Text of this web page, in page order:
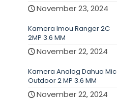
November 23, 2024
Kamera Imou Ranger 2C
2MP 3.6 MM
November 22, 2024
Kamera Analog Dahua Mic
Outdoor 2 MP 3.6 MM
November 22, 2024